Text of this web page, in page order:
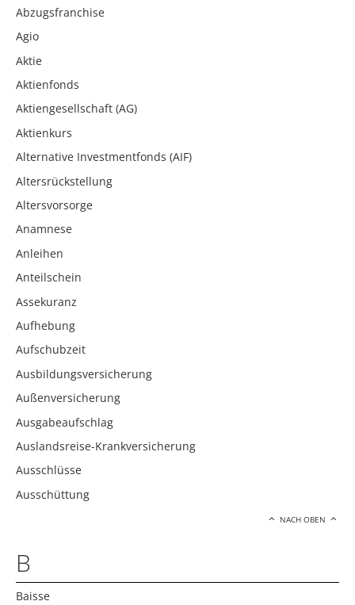
Abzugsfranchise
Agio
Aktie
Aktienfonds
Aktiengesellschaft (AG)
Aktienkurs
Alternative Investmentfonds (AIF)
Altersrückstellung
Altersvorsorge
Anamnese
Anleihen
Anteilschein
Assekuranz
Aufhebung
Aufschubzeit
Ausbildungsversicherung
Außenversicherung
Ausgabeaufschlag
Auslandsreise-Krankversicherung
Ausschlüsse
Ausschüttung
NACH OBEN
B
Baisse